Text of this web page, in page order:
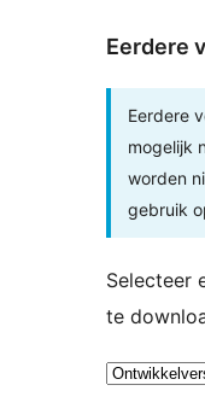
Eerdere
Eerdere
mogelijk
worden
gebruik
Selecteer
te